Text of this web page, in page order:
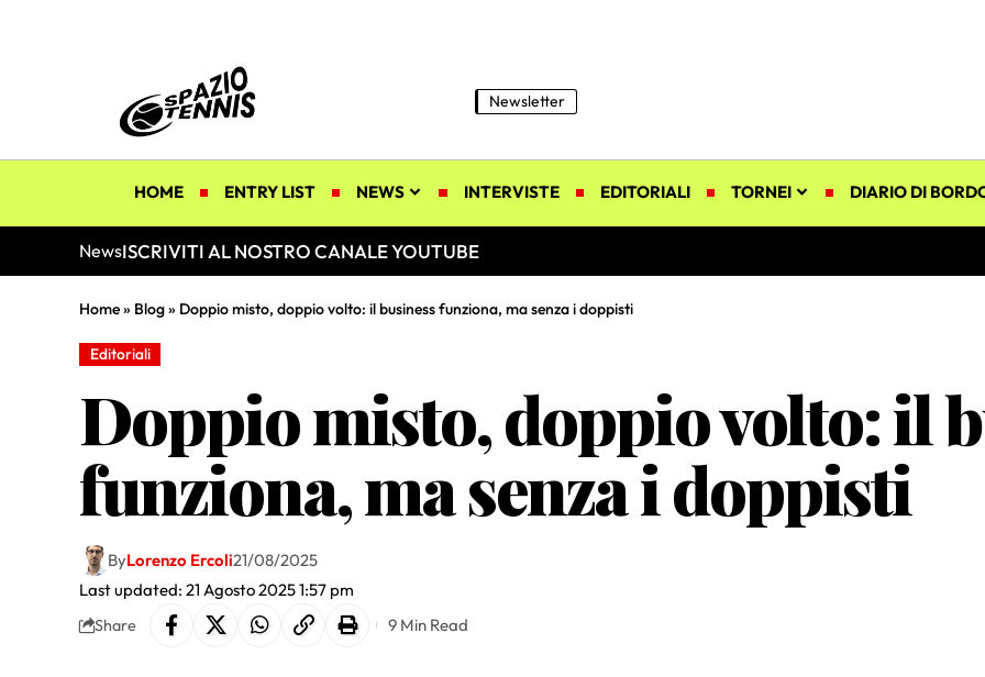
Newsletter
HOME ENTRY LIST NEWS INTERVISTE EDITORIALI TORNEI DIARIO DI
NewsISCRIVITI AL NOSTRO CANALE YOUTUBE
Home» Blog» Doppio misto, doppio volto: il business funziona, ma senza i doppisti
Editoriali
Doppio misto, doppio volto: il
funziona, ma senza i doppisti
Last updated: 21 Agosto 2025 1:57 pm
ByLorenzo Ercoli21/08/2025
Share 9 Min Read